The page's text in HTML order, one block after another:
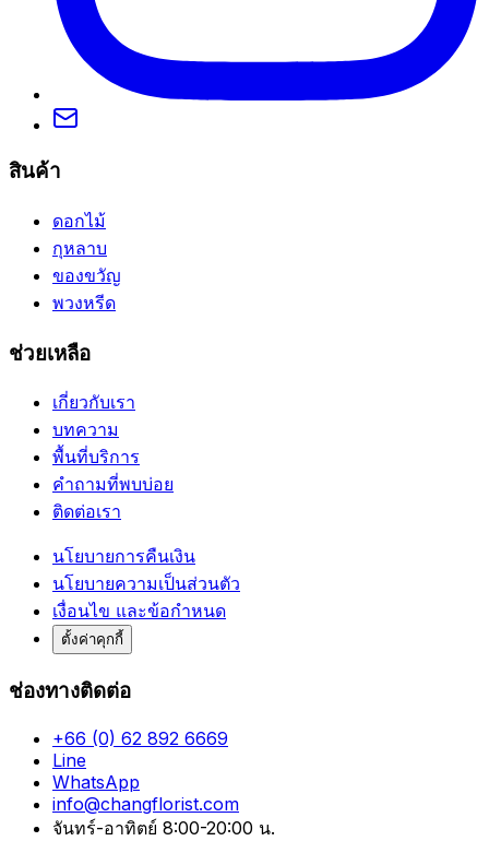
สินค้า
ดอกไม้
กุหลาบ
ของขวัญ
พวงหรีด
ช่วยเหลือ
เกี่ยวกับเรา
บทความ
พื้นที่บริการ
คำถามที่พบบ่อย
ติดต่อเรา
นโยบายการคืนเงิน
นโยบายความเป็นส่วนตัว
เงื่อนไข และข้อกำหนด
ตั้งค่าคุกกี้
ช่องทางติดต่อ
+66 (0) 62 892 6669
Line
WhatsApp
info@changflorist.com
จันทร์-อาทิตย์ 8:00-20:00 น.